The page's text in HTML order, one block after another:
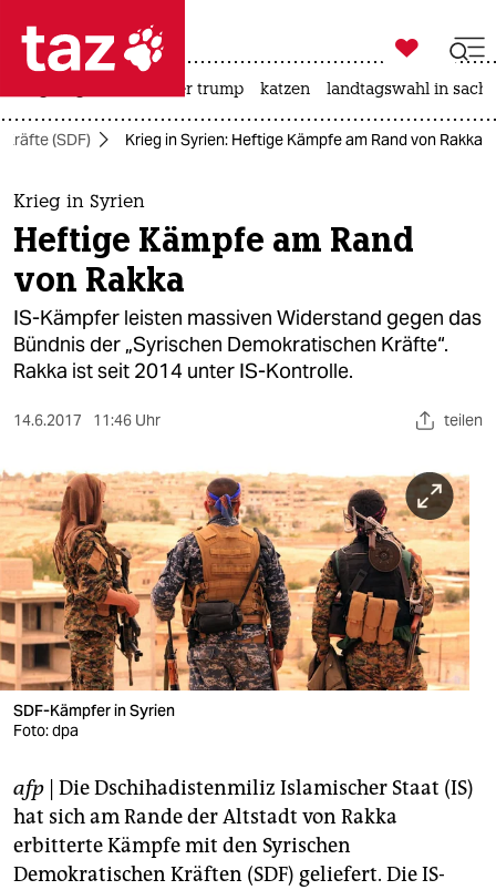
 taz zahl ich
taz zahl ich
themen
politik
öko
gesellschaft
berlin
nord
wahrheit
verlag
verlag
veranstaltungen
shop
fragen & hilfe
unterstützen

taz zahl ich
usa unter trump katzen landtagswahl in
(SDF) Krieg in Syrien: Heftige Kämpfe am Rand von Rakka
Krieg in Syrien
Heftige Kämpfe am Rand
von Rakka
IS-Kämpfer leisten massiven Widerstand gegen das
Bündnis der „Syrischen Demokratischen Kräfte“.
Rakka ist seit 2014 unter IS-Kontrolle.
14.6.2017 11:46 Uhr teilen
SDF-Kämpfer in Syrien
Foto: dpa
afp | Die Dschihadistenmiliz Islamischer Staat (IS)
hat sich am Rande der Altstadt von Rakka
erbitterte Kämpfe mit den Syrischen
Demokratischen Kräften (SDF) geliefert. Die IS-